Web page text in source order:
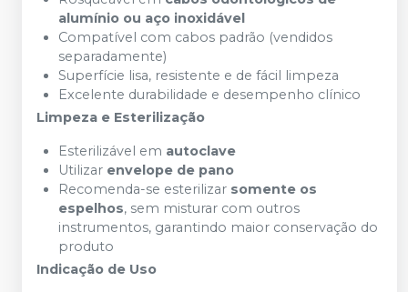
alumínio ou aço inoxidável
Compatível com cabos padrão (vendidos
separadamente)
Superfície lisa, resistente e de fácil limpeza
Excelente durabilidade e desempenho clínico
Limpeza e Esterilização
Esterilizável em autoclave
Utilizar envelope de pano
Recomenda-se esterilizar somente os
espelhos, sem misturar com outros
instrumentos, garantindo maior conservação do
produto
Indicação de Uso